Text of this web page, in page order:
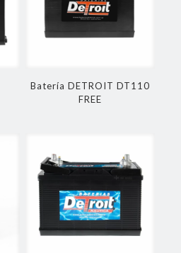
Batería DETROIT DT110
FREE